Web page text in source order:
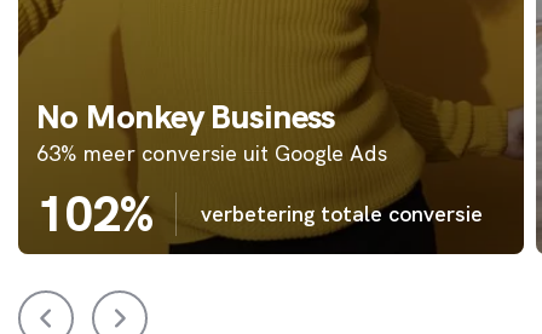
No Monkey Business
63% meer conversie uit Google Ads
102% verbetering totale conversie